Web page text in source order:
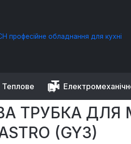
Теплове
Нейтральне обладнання Душуючі
ТРУБКА ДЛЯ
(GY3)